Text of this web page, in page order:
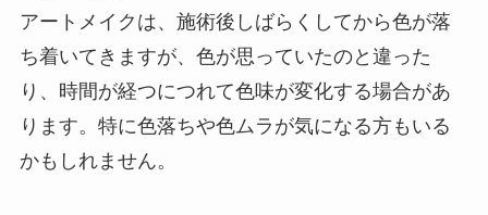
アートメイクは、施術後しばらくしてから色が落
ち着いてきますが、色が思っていたのと違った
り、時間が経つにつれて色味が変化する場合があ
ります。特に色落ちや色ムラが気になる方もいる
かもしれません。